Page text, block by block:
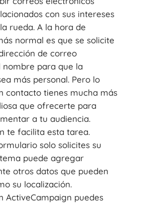
con sus intereses
rueda. A la hora de
normal es que se solicite
de correo
para que la
más personal. Pero lo
contacto tienes mucha más
que ofrecerte para
a tu audiencia.
te facilita esta tarea.
solo solicites su
puede agregar
otros datos que pueden
su localización.
ActiveCampaign puedes